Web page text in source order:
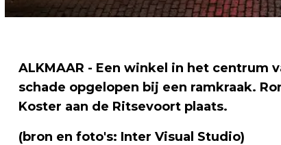
ALKMAAR - Een winkel in het centrum
schade opgelopen bij een ramkraak.
Koster aan de Ritsevoort plaats.
(bron en foto's: Inter Visual Studio)